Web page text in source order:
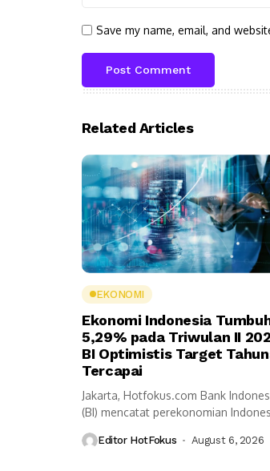
Save my name, email, and
Related Articles
EKONOMI
Ekonomi Indonesia
5,29% pada Triwulan II
BI Optimistis Target
Tercapai
Jakarta, Hotfokus.com Bank
(BI) mencatat perekonomian
Editor HotFokus August 6, 2026